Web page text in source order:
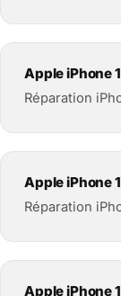
Apple iPhone
Réparation
Apple iPhone
Réparation
Apple iPhone